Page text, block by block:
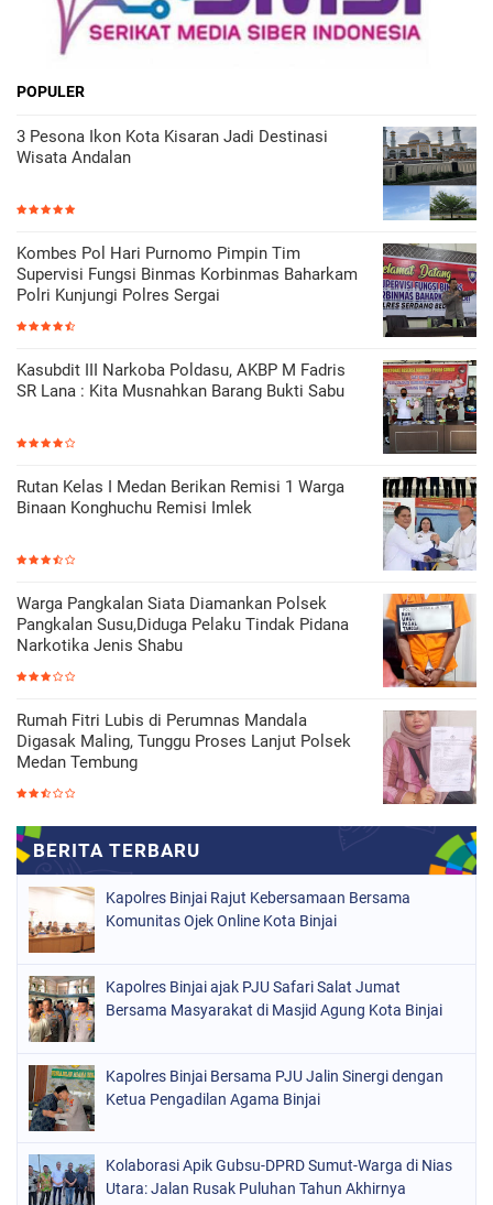
POPULER
3 Pesona Ikon Kota Kisaran Jadi Destinasi
Wisata Andalan
Kombes Pol Hari Purnomo Pimpin Tim
Supervisi Fungsi Binmas Korbinmas Baharkam
Polri Kunjungi Polres Sergai
Kasubdit III Narkoba Poldasu, AKBP M Fadris
SR Lana : Kita Musnahkan Barang Bukti Sabu
Rutan Kelas I Medan Berikan Remisi 1 Warga
Binaan Konghuchu Remisi Imlek
Warga Pangkalan Siata Diamankan Polsek
Pangkalan Susu,Diduga Pelaku Tindak Pidana
Narkotika Jenis Shabu
Rumah Fitri Lubis di Perumnas Mandala
Digasak Maling, Tunggu Proses Lanjut Polsek
Medan Tembung
Kapolres Binjai Rajut Kebersamaan Bersama
Komunitas Ojek Online Kota Binjai
Kapolres Binjai ajak PJU Safari Salat Jumat
Bersama Masyarakat di Masjid Agung Kota Binjai
Kapolres Binjai Bersama PJU Jalin Sinergi dengan
Ketua Pengadilan Agama Binjai
Kolaborasi Apik Gubsu-DPRD Sumut-Warga di Nias
Utara: Jalan Rusak Puluhan Tahun Akhirnya